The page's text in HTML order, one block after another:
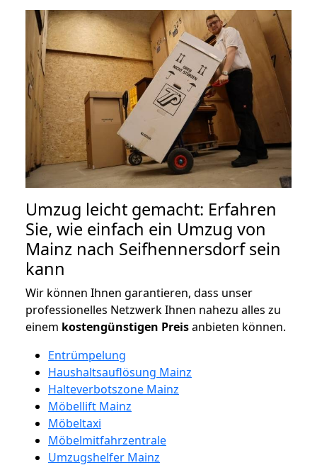
Umzug leicht gemacht: Erfahren
Sie, wie einfach ein Umzug von
Mainz nach Seifhennersdorf sein
kann
Wir können Ihnen garantieren, dass unser
professionelles Netzwerk Ihnen nahezu alles zu
einem kostengünstigen Preisanbieten können.
Entrümpelung
Haushaltsauflösung Mainz
Halteverbotszone Mainz
Möbellift Mainz
Möbeltaxi
Möbelmitfahrzentrale
Umzugshelfer Mainz